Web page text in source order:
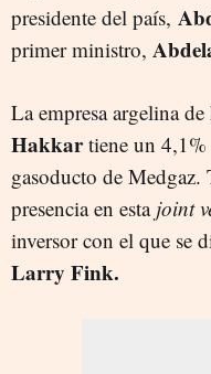
presidente del país,
primer ministro,
La empresa argelina
Hakkartiene un 4,1%
gasoducto de
presencia en estajoint
inversor con el que se
Larry Fink.